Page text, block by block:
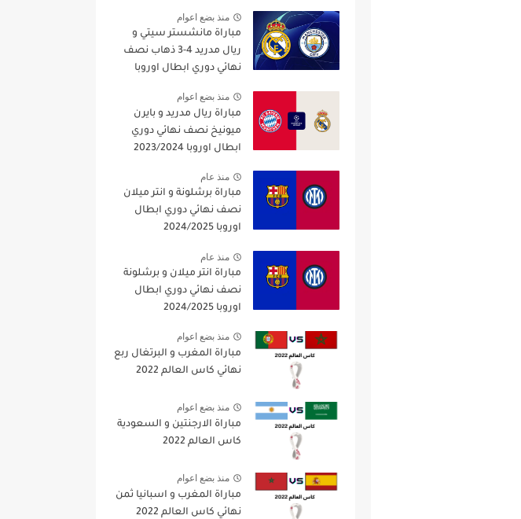
منذ بضع اعوام
مباراة مانشستر سيتي و
ريال مدريد 4-3 ذهاب نصف
نهائي دوري ابطال اوروبا
منذ بضع اعوام
مباراة ريال مدريد و بايرن
ميونيخ نصف نهائي دوري
ابطال اوروبا 2023/2024
منذ عام
مباراة برشلونة و انتر ميلان
نصف نهائي دوري ابطال
اوروبا 2024/2025
منذ عام
مباراة انتر ميلان و برشلونة
نصف نهائي دوري ابطال
اوروبا 2024/2025
منذ بضع اعوام
مباراة المغرب و البرتغال ربع
نهائي كاس العالم 2022
منذ بضع اعوام
مباراة الارجنتين و السعودية
كاس العالم 2022
منذ بضع اعوام
مباراة المغرب و اسبانيا ثمن
نهائي كاس العالم 2022